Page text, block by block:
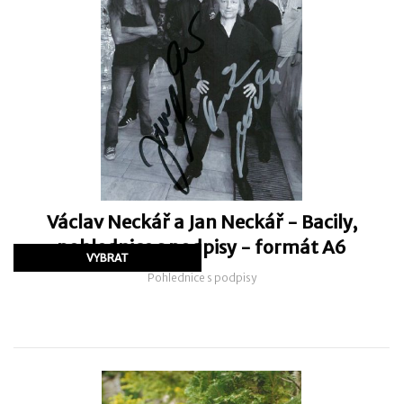
Václav Neckář a Jan Neckář - Bacily,
pohlednice s podpisy - formát A6
Pohlednice s podpisy